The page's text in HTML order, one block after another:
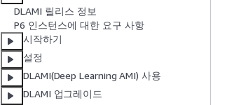
DLAMI 릴리스 정보
P6 인스턴스에 대한 요구 사항
시작하기
설정
DLAMI(Deep Learning AMI) 사용
DLAMI 업그레이드